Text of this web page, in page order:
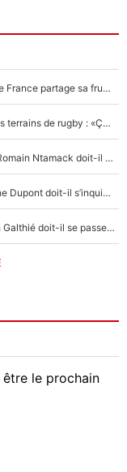
Mis de côté par Fabien Galthié, un joueur du XV de France partage sa frustration : «ils ne me l’ont pas dit tout de suite»
La raison d'être de Matthieu Jalibert en dehors des terrains de rugby : «Ça m'atteint autant que si tu touches à un membre de ma famille»
XV de France - Matthieu Jalibert a tout changé : Romain Ntamack doit-il s’inquiéter pour sa place à un an de la Coupe du monde ?
«Le XV de France est meilleur avec Lucu» : Antoine Dupont doit-il s’inquiéter pour sa place ?
Le XV de France a trouvé son remplaçant : Fabien Galthié doit-il se passer d'Antoine Dupont ?
être le prochain